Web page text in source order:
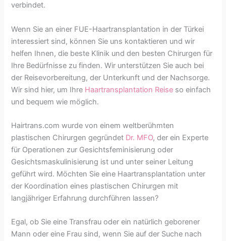
verbindet.
Wenn Sie an einer FUE-Haartransplantation in der Türkei
interessiert sind, können Sie uns kontaktieren und wir
helfen Ihnen, die beste Klinik und den besten Chirurgen für
Ihre Bedürfnisse zu finden. Wir unterstützen Sie auch bei
der Reisevorbereitung, der Unterkunft und der Nachsorge.
Wir sind hier, um Ihre Haartransplantation Reise so einfach
und bequem wie möglich.
Hairtrans.com wurde von einem weltberühmten
plastischen Chirurgen gegründet Dr. MFO, der ein Experte
für Operationen zur Gesichtsfeminisierung oder
Gesichtsmaskulinisierung ist und unter seiner Leitung
geführt wird. Möchten Sie eine Haartransplantation unter
der Koordination eines plastischen Chirurgen mit
langjähriger Erfahrung durchführen lassen?
Egal, ob Sie eine Transfrau oder ein natürlich geborener
Mann oder eine Frau sind, wenn Sie auf der Suche nach